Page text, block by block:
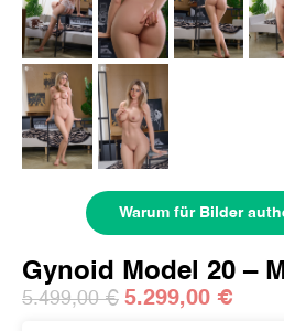
Warum für Bilder
Gynoid Model 20 –
5.499,00€ 5.299,00 €